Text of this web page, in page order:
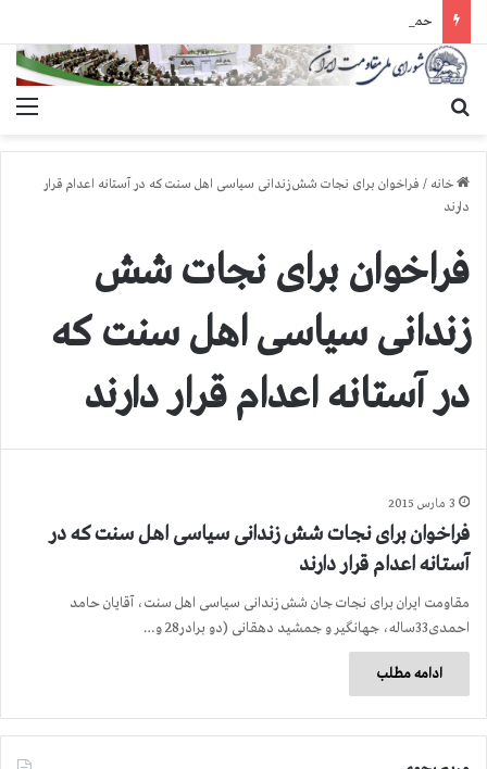
خانه / فراخوان برای نجات شش زندانی سیاسی اهل سنت كه در آستانه اعدام قرار
دارند
فراخوان برای نجات شش
زندانی سیاسی اهل سنت كه
در آستانه اعدام قرار دارند
3 مارس 2015
فراخوان برای نجات شش زندانی سیاسی اهل سنت كه در
آستانه اعدام قرار دارند
مقاومت ایران برای نجات جان شش زندانی سیاسی اهل سنت، آقایان حامد
احمدی33ساله، جهانگیر و جمشید دهقانی (دو برادر28 و…
ادامه مطلب